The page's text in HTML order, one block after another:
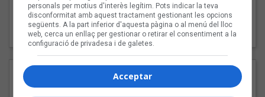
"Les cabres"
94 Rules amb Compte
personals per motius d'interès legítim. Pots indicar la teva
disconformitat amb aquest tractament gestionant les opcions
següents. A la part inferior d'aquesta pàgina o al menú del lloc
web, cerca un enllaç per gestionar o retirar el consentiment a la
configuració de privadesa i de galetes.
Acceptar